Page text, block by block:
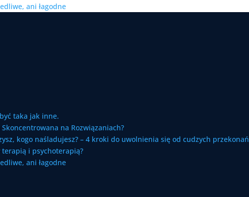
ani łagodne
taka jak inne.
na Rozwiązaniach?
kogo naśladujesz? – 4 kroki do uwolnienia się od cudzych przekonań
i psychoterapią?
ani łagodne